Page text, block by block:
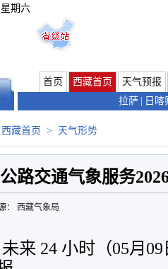
星期六
首页 西藏首页
天气预报
拉萨
日喀
西藏首页 > 天气形势
公路交通气象服务
： 西藏气象局
24 小时（05月09